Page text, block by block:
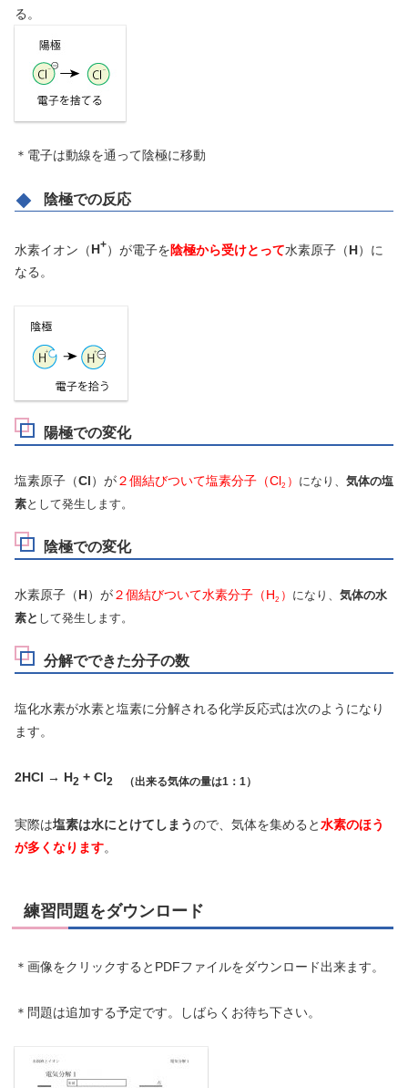
る。
＊電子は動線を通って陰極に移動
陰極での反応
水素イオン（H+）が電子を陰極から受けとって水素原子（H）に
なる。
陽極での変化
塩素原子（Cl）が２個結びついて塩素分子（Cl2 ） になり、 気体の塩
素として発生します。
陰極での変化
水素原子（H）が２個結びついて水素分子（H2 ） になり、 気体の水
素と して発生します。
分解でできた分子の数
塩化水素が水素と塩素に分解される化学反応式は次のようになり
ます。
2HCl → H2 + Cl2 （出来る気体の量は1：1）
実際は塩素は水にとけてしまうので、気体を集めると水素のほう
が多くなります。
練習問題をダウンロード
＊画像をクリックするとPDFファイルをダウンロード出来ます。
＊問題は追加する予定です。しばらくお待ち下さい。